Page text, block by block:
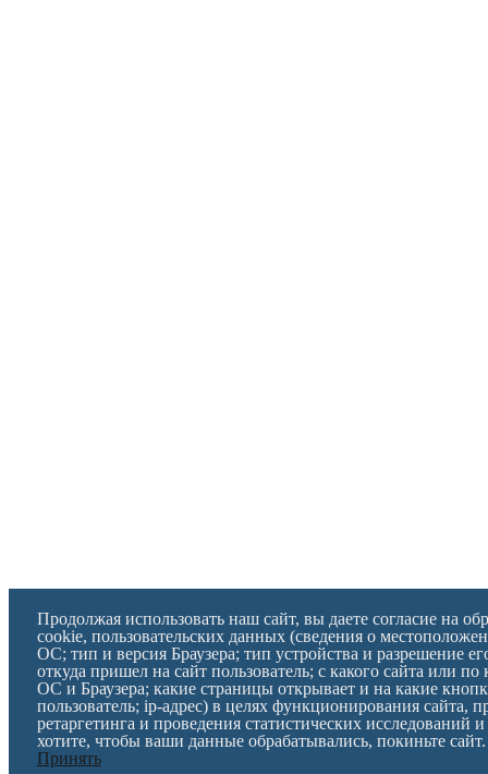
Продолжая использовать наш сайт, вы даете согласие на
cookie, пользовательских данных (сведения о
ОС; тип и версия Браузера; тип устройства и разрешение
откуда пришел на сайт пользователь; с какого сайта или по
ОС и Браузера; какие страницы открывает и на какие
пользователь; ip-адрес) в целях функционирования сайта,
ретаргетинга и проведения статистических исследований
хотите, чтобы ваши данные обрабатывались, покиньте сайт.
Принять